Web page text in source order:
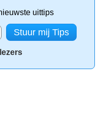
uittips
lezers